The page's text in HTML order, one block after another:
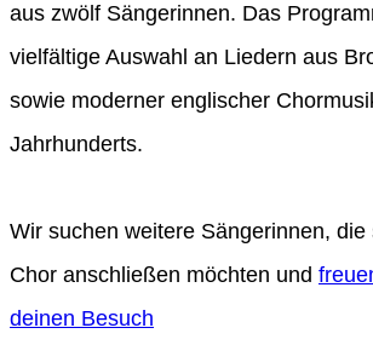
aus zwölf Sängerinnen. Das
vielfältige Auswahl an Liedern aus
sowie moderner englischer
Jahrhunderts.
Wir suchen weitere Sängerinnen, die
Chor anschließen möchten und
deinen Besuch